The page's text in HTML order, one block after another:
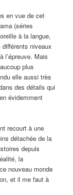
en vue de cet
(séries
à la langue,
niveaux
l’épreuve. Mais
plus
elle aussi très
des détails qui
évidemment
recourt à une
détachée de la
depuis
la
nouveau monde
et il me faut à